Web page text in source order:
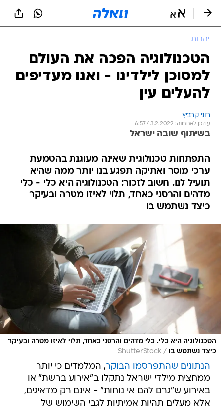
יהדות
הטכנולוגיה הפכה את העולם
למסוכן לילדינו - ואנו מעדיפים
להעלים עין
רוני קרביץ
עודכן לאחרונה: 3.2.2022 / 6:57
בשיתוף שובה ישראל
התפתחות טכנולוגית שאינה מעוגנת בהטמעת
ערכי מוסר ואתיקה תפגע בנו יותר ממה שהיא
תועיל לנו. חשוב לזכור: הטכנולוגיה היא כלי - כלי
מדהים והרסני כאחד, תלוי לאיזו מטרה ובעיקר
כיצד נשתמש בו
הטכנולוגיה היא כלי. כלי מדהים והרסני כאחד, תלוי לאיזו מטרה ובעיקר
כיצד נשתמש בו
/
ShutterStock
הנתונים שהתפרסמו הבוקר, המלמדים כי יותר
ממחצית מילדי ישראל נתקלו ב"אירוע ברשת" או
באירוע ש"גרם להם אי נוחות" - אינם רק מדאיגים,
אלא מעלים תהיות אמיתיות לגבי השימוש של